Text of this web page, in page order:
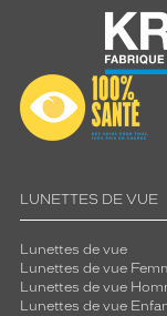
LUNETTES DE VUE
Lunettes de vue
Lunettes de vue
Lunettes de vue
Lunettes de vue